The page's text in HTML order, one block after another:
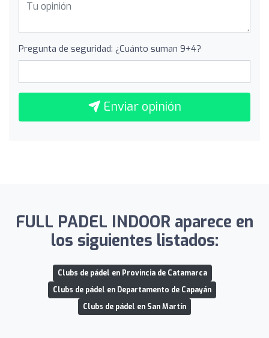
Pregunta de seguridad: ¿Cuánto suman 9+4?
Enviar opinión
FULL PADEL INDOOR aparece en
los siguientes listados:
Clubs de pádel en Provincia de Catamarca
Clubs de pádel en Departamento de Capayán
Clubs de pádel en San Martín